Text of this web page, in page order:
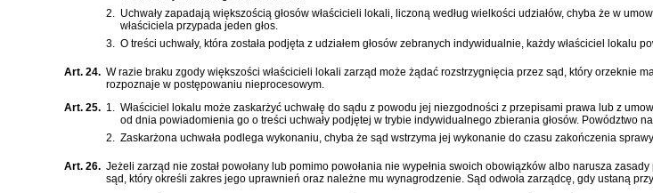
2. Uchwały zapadają większością głosów właścicieli lokali, liczoną według wielkości udziałów, chyba że w
właściciela przypada jeden głos.
3. O treści uchwały, która została podjęta z udziałem głosów zebranych indywidualnie, każdy właściciel lokalu
Art. 24. W razie braku zgody większości właścicieli lokali zarząd może żądać rozstrzygnięcia przez sąd, który orzeknie
rozpoznaje w postępowaniu nieprocesowym.
Art. 25. 1. Właściciel lokalu może zaskarżyć uchwałę do sądu z powodu jej niezgodności z przepisami prawa lub z
od dnia powiadomienia go o treści uchwały podjętej w trybie indywidualnego zbierania głosów. Powództwo
2. Zaskarżona uchwała podlega wykonaniu, chyba że sąd wstrzyma jej wykonanie do czasu zakończenia
Art. 26. Jeżeli zarząd nie został powołany lub pomimo powołania nie wypełnia swoich obowiązków albo narusza
sąd, który określi zakres jego uprawnień oraz należne mu wynagrodzenie. Sąd odwoła zarządcę, gdy ustaną